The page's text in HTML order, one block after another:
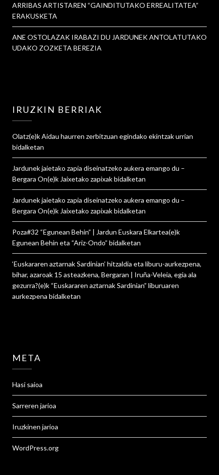
ARRIBAS ARTISTAREN “GAINDITUTAKO ERREALITATEA”
ERAKUSKETA
ANE OSTOLAZAK IRABAZI DU JARDUNEK ANTOLATUTAKO
UDAKO ZOZKETA BEREZIA
IRUZKIN BERRIAK
Olatz(e)kAidau haurren zerbitzuan egindako ekintzak urrian
bidalketan
Jardunek jaietako zapia diseinatzeko aukera emango du –
Bergara On(e)k Jaixetako zapixakbidalketan
Jardunek jaietako zapia diseinatzeko aukera emango du –
Bergara On(e)k Jaixetako zapixakbidalketan
Poza#32 “Egunean Behin” | Jardun Euskara Elkartea(e)k
Egunean Behin eta “Ariz-Ondo” bidalketan
‘Euskararen aztarnak Sardinian’ hitzaldia eta liburu-aurkezpena,
bihar, azaroak 15 asteazkena, Bergaran | Iruña-Veleia, egia ala
gezurra?(e)k “Euskararen aztarnak Sardinian” liburuaren
aurkezpena bidalketan
META
Hasi saioa
Sarreren jarioa
Iruzkinen jarioa
WordPress.org